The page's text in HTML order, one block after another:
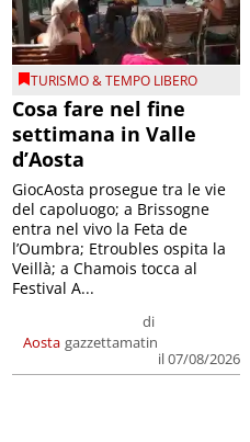
TURISMO & TEMPO LIBERO
Cosa fare nel fine
settimana in Valle
d’Aosta
Aosta
di
gazzettamatin
il 07/08/2026
GiocAosta prosegue tra le vie
del capoluogo; a Brissogne
entra nel vivo la Feta de
l’Oumbra; Etroubles ospita la
Veillà; a Chamois tocca al
Festival A...